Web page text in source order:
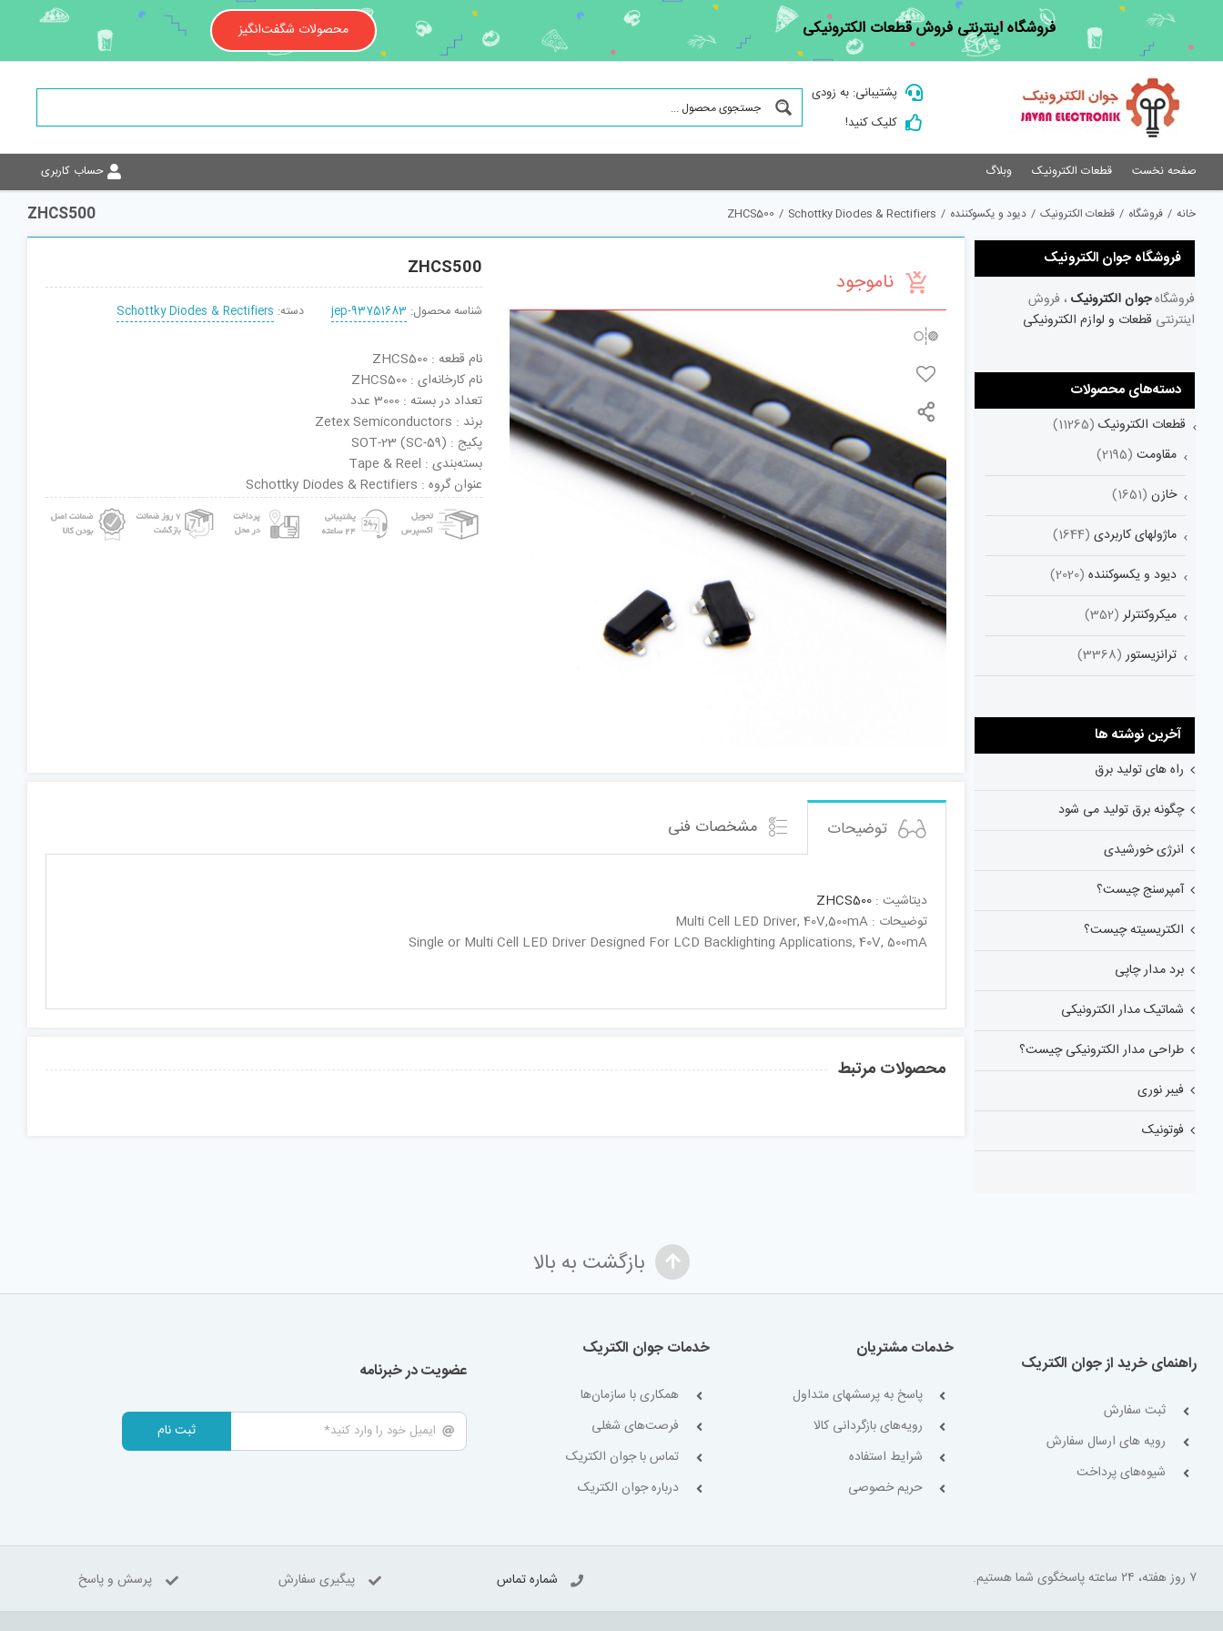
content
فروشگاه اینترنتی فروش قطعات الکترونیکی محصولات شگفت‌انگیز
پشتیبانی: به زودی
کلیک کنید!
صفحه نخست قطعات الکترونیک وبلاگ حساب کاربری
ZHCS500 خانه / فروشگاه / قطعات الکترونیک / دیود و یکسوکننده /
Schottky Diodes & Rectifiers
/
ZHCS500
ناموجود ZHCS500
شناسه محصول: jep-93751683 دسته: Schottky Diodes & Rectifiers
نام قطعه : ZHCS500
نام کارخانه‌ای : ZHCS500
تعداد در بسته : 3000 عدد
برند : Zetex Semiconductors
پکیج : SOT-23 (SC-59)
بسته‌بندی : Tape & Reel
عنوان گروه : Schottky Diodes & Rectifiers
توضیحات مشخصات فنی
دیتاشیت : ZHCS500
توضیحات : Multi Cell LED Driver, 40V,500mA
Single or Multi Cell LED Driver Designed For LCD Backlighting Applications, 40V, 500mA
محصولات مرتبط
فروشگاه جوان الکترونیک
فروشگاهجوان الکترونیک ، فروش
اینترنتی قطعات و لوازم الکترونیکی
دسته‌های محصولات
قطعات الکترونیک (11265)
مقاومت (2195)
خازن (1651)
ماژولهای کاربردی (1644)
دیود و یکسوکننده (2020)
میکروکنترلر (352)
ترانزیستور (3368)
آخرین نوشته ها
راه های تولید برق
چگونه برق تولید می شود
انرژی خورشیدی
آمپرسنج چیست؟
الکتریسیته چیست؟
برد مدار چاپی
شماتیک مدار الکترونیکی
طراحی مدار الکترونیکی چیست؟
فیبر نوری
فوتونیک
بازگشت به بالا
راهنمای خرید از جوان الکتریک
ثبت سفارش
رویه های ارسال سفارش
شیوه‌های پرداخت
خدمات مشتریان
پاسخ به پرسشهای متداول
رویه‌های بازگردانی کالا
شرایط استفاده
حریم خصوصی
خدمات جوان الکتریک
همکاری با سازمان‌ها
فرصت‌های شغلی
تماس با جوان الکتریک
درباره جوان الکتریک
عضویت در خبرنامه
ثبت نام
۷ روز هفته، ۲۴ ساعته پاسخگوی شما هستیم. شماره تماس پیگیری سفارش پرسش و پاسخ